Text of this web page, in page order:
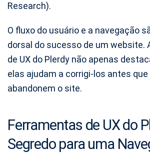
Research).
O fluxo do usuário e a navegação
dorsal do sucesso de um website.
de UX do Plerdy não apenas
elas ajudam a corrigi-los antes
abandonem o site.
Ferramentas de UX do
Segredo para uma